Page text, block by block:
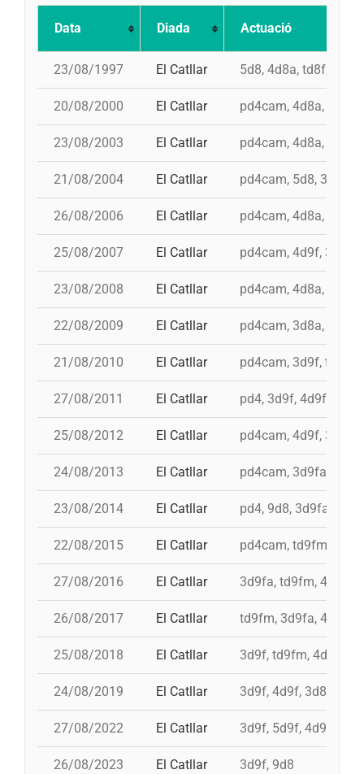
Data Diada Actuació
23/08/1997 El Catllar 5d8, 4d8a, td8f, pd7f
20/08/2000 El Catllar pd4cam, 4d8a, id
23/08/2003 El Catllar pd4cam, 4d8a, 3d9f,
21/08/2004 El Catllar pd4cam, 5d8, 3d9f,
26/08/2006 El Catllar pd4cam, 4d8a, 3d9f,
25/08/2007 El Catllar pd4cam, 4d9f, 3d9f,
23/08/2008 El Catllar pd4cam, 4d8a, 3d9f,
22/08/2009 El Catllar pd4cam, 3d8a, 3d9f,
21/08/2010 El Catllar pd4cam, 3d9f,
27/08/2011 El Catllar pd4, 3d9f, 4d9f,
25/08/2012 El Catllar pd4cam, 4d9f, 3d9f,
24/08/2013 El Catllar pd4cam, 3d9fa,
23/08/2014 El Catllar pd4, 9d8, 3d9fa,
22/08/2015 El Catllar pd4cam, td9fm,
27/08/2016 El Catllar 3d9fa, td9fm, 4d9f,
26/08/2017 El Catllar td9fm, 3d9fa, 4d9f,
25/08/2018 El Catllar 3d9f, td9fm, 4d9f,
24/08/2019 El Catllar 3d9f, 4d9f, 3d8ac,
27/08/2022 El Catllar 3d9f, 5d9f, 4d9f,
26/08/2023 El Catllar 3d9f, 9d8